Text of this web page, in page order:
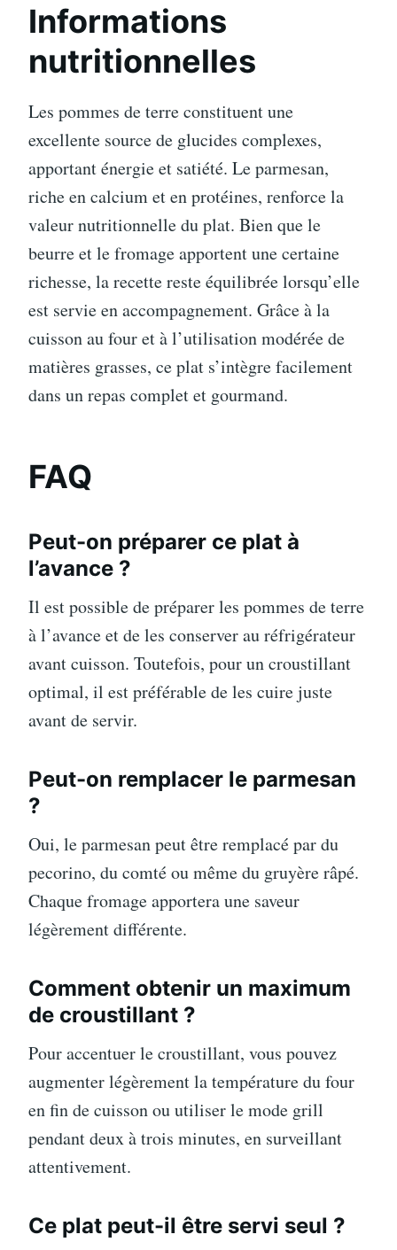
Informations
nutritionnelles
Les pommes de terre constituent une
excellente source de glucides complexes,
apportant énergie et satiété. Le parmesan,
riche en calcium et en protéines, renforce la
valeur nutritionnelle du plat. Bien que le
beurre et le fromage apportent une certaine
richesse, la recette reste équilibrée lorsqu’elle
est servie en accompagnement. Grâce à la
cuisson au four et à l’utilisation modérée de
matières grasses, ce plat s’intègre facilement
dans un repas complet et gourmand.
FAQ
Peut-on préparer ce plat à
l’avance ?
Il est possible de préparer les pommes de terre
à l’avance et de les conserver au réfrigérateur
avant cuisson. Toutefois, pour un croustillant
optimal, il est préférable de les cuire juste
avant de servir.
Peut-on remplacer le parmesan
?
Oui, le parmesan peut être remplacé par du
pecorino, du comté ou même du gruyère râpé.
Chaque fromage apportera une saveur
légèrement différente.
Comment obtenir un maximum
de croustillant ?
Pour accentuer le croustillant, vous pouvez
augmenter légèrement la température du four
en fin de cuisson ou utiliser le mode grill
pendant deux à trois minutes, en surveillant
attentivement.
Ce plat peut-il être servi seul ?